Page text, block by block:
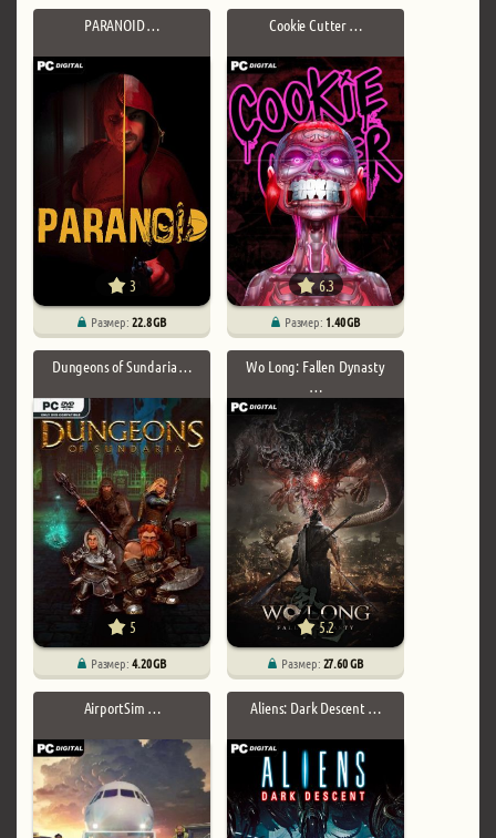
PARANOID …
3
Размер:22.8 GB
Cookie Cutter …
6.3
Размер: 1.40 GB
Dungeons of Sundaria …
5
Размер:4.20 GB
Wo Long: Fallen Dynasty
…
5.2
Размер:27.60 GB
AirportSim … Aliens: Dark Descent …